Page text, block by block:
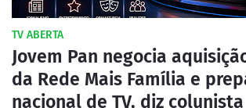
TV ABERTA
Jovem Pan negocia
da Rede Mais Família e
nacional de TV, diz colunista